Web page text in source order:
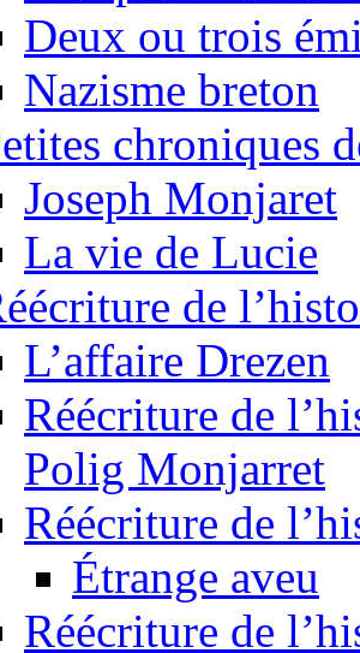
Deux ou trois
Nazisme breton
chroniques
Joseph Monjaret
La vie de Lucie
de
L’affaire Drezen
Réécriture de
Polig Monjarret
Réécriture de
Étrange aveu
Réécriture de